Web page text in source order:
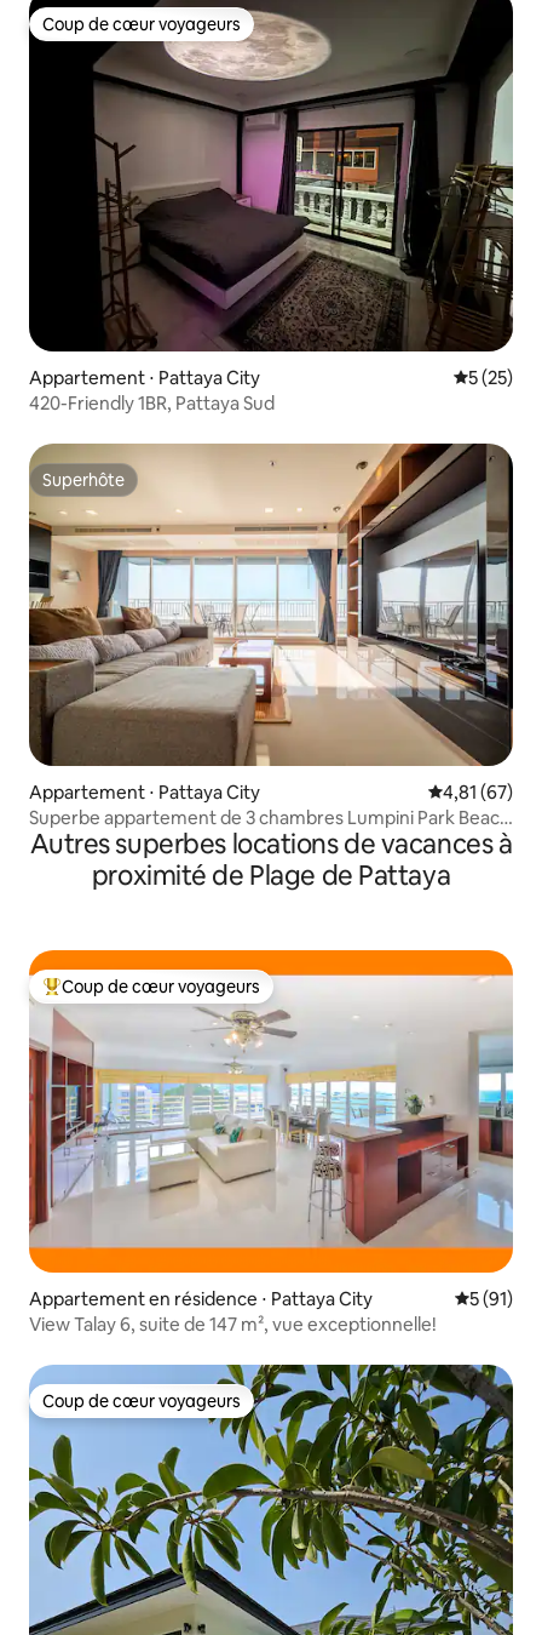
Coup de cœur voyageurs
Coup de cœur voyageurs
Appartement ⋅ Pattaya City
5 (25)
420-Friendly 1BR, Pattaya Sud
Superhôte
Superhôte
Appartement ⋅ Pattaya City Évaluation
4,81 (67)
Superbe appartement de 3 chambres Lumpini Park Beach
Jomtien
Autres superbes locations de vacances à
proximité de Plage de Pattaya
Coups de cœur voyageurs les plus appréciés
Coup de cœur voyageurs
Appartement en résidence ⋅ Pattaya City
5 (91)
View Talay 6, suite de 147 m², vue exceptionnelle!
Coup de cœur voyageurs
Coup de cœur voyageurs